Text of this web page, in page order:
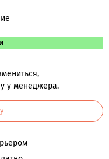
у менеджера.